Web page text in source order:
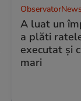
A luat un
a plăti
executat şi
mari